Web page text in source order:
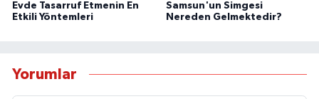
Evde Tasarruf Etmenin En
Etkili Yöntemleri
Samsun'un Simgesi
Nereden Gelmektedir?
Yorumlar